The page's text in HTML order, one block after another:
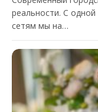
реальности. С
сетям мы на…